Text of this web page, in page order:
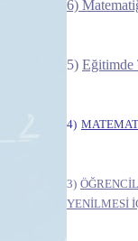
6)
5) Eğitimde
4)
3)
YENİLMESİ